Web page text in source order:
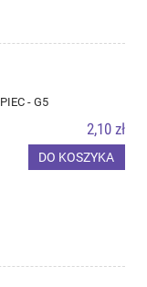
- G5
2,10 zł
DO KOSZYKA